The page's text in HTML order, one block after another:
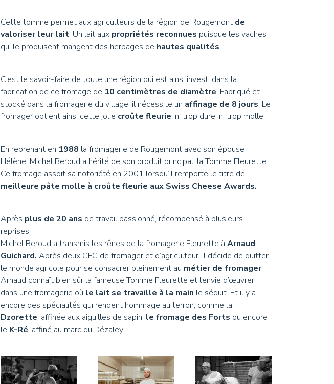
Cette tomme permet aux agriculteurs de la région de Rougemont de
valoriser leur lait. Un lait aux propriétés reconnues puisque les vaches
qui le produisent mangent des herbages de hautes qualités.
C’est le savoir-faire de toute une région qui est ainsi investi dans la
fabrication de ce fromage de 10 centimètres de diamètre. Fabriqué et
stocké dans la fromagerie du village, il nécessite un affinage de 8 jours. Le
fromager obtient ainsi cette jolie croûte fleurie, ni trop dure, ni trop molle.
En reprenant en 1988 la fromagerie de Rougemont avec son épouse
Hélène, Michel Beroud a hérité de son produit principal, la Tomme Fleurette.
Ce fromage assoit sa notoriété en 2001 lorsqu’il remporte le titre de
meilleure pâte molle à croûte fleurie aux Swiss Cheese Awards.
Après plus de 20 ans de travail passionné, récompensé à plusieurs
reprises,
Michel Beroud a transmis les rênes de la fromagerie Fleurette à Arnaud
Guichard. Après deux CFC de fromager et d’agriculteur, il décide de quitter
le monde agricole pour se consacrer pleinement au métier de fromager.
Arnaud connaît bien sûr la fameuse Tomme Fleurette et l’envie d’œuvrer
dans une fromagerie où le lait se travaille à la main le séduit. Et il y a
encore des spécialités qui rendent hommage au terroir, comme la
Dzorette, affinée aux aiguilles de sapin, le fromage des Forts ou encore
le K-Ré, affiné au marc du Dézaley.